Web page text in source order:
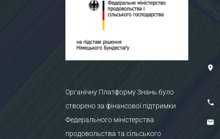
Органічну Платформу Знань було
створено за фінансової підтримки
Федерального міністерства
продовольства та сільського